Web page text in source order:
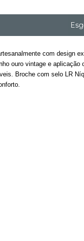
com design
ouro vintage e
Broche com selo LR